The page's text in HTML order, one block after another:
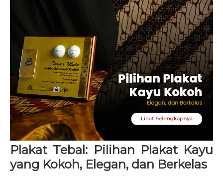
Plakat Tebal: Pilihan Plakat Kayu
yang Kokoh, Elegan, dan Berkelas